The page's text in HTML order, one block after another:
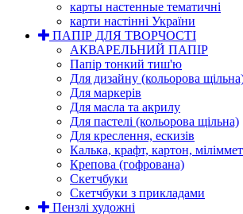
карты настенные тематичні
карти настінні України
ПАПІР ДЛЯ ТВОРЧОСТІ
АКВАРЕЛЬНИЙ ПАПІР
Папір тонкий тиш'ю
Для дизайну (кольорова
Для маркерів
Для масла та акрилу
Для пастелі (кольорова щільна)
Для креслення, ескизів
Калька, крафт, картон,
Крепова (гофрована)
Скетчбуки
Скетчбуки з прикладами
Пензлі художні